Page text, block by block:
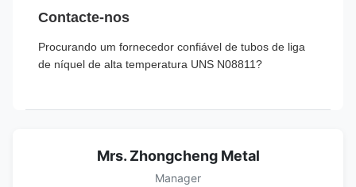
Contacte-nos
Procurando um fornecedor confiável de tubos de liga
de níquel de alta temperatura UNS N08811?
Mrs. Zhongcheng Metal
Manager